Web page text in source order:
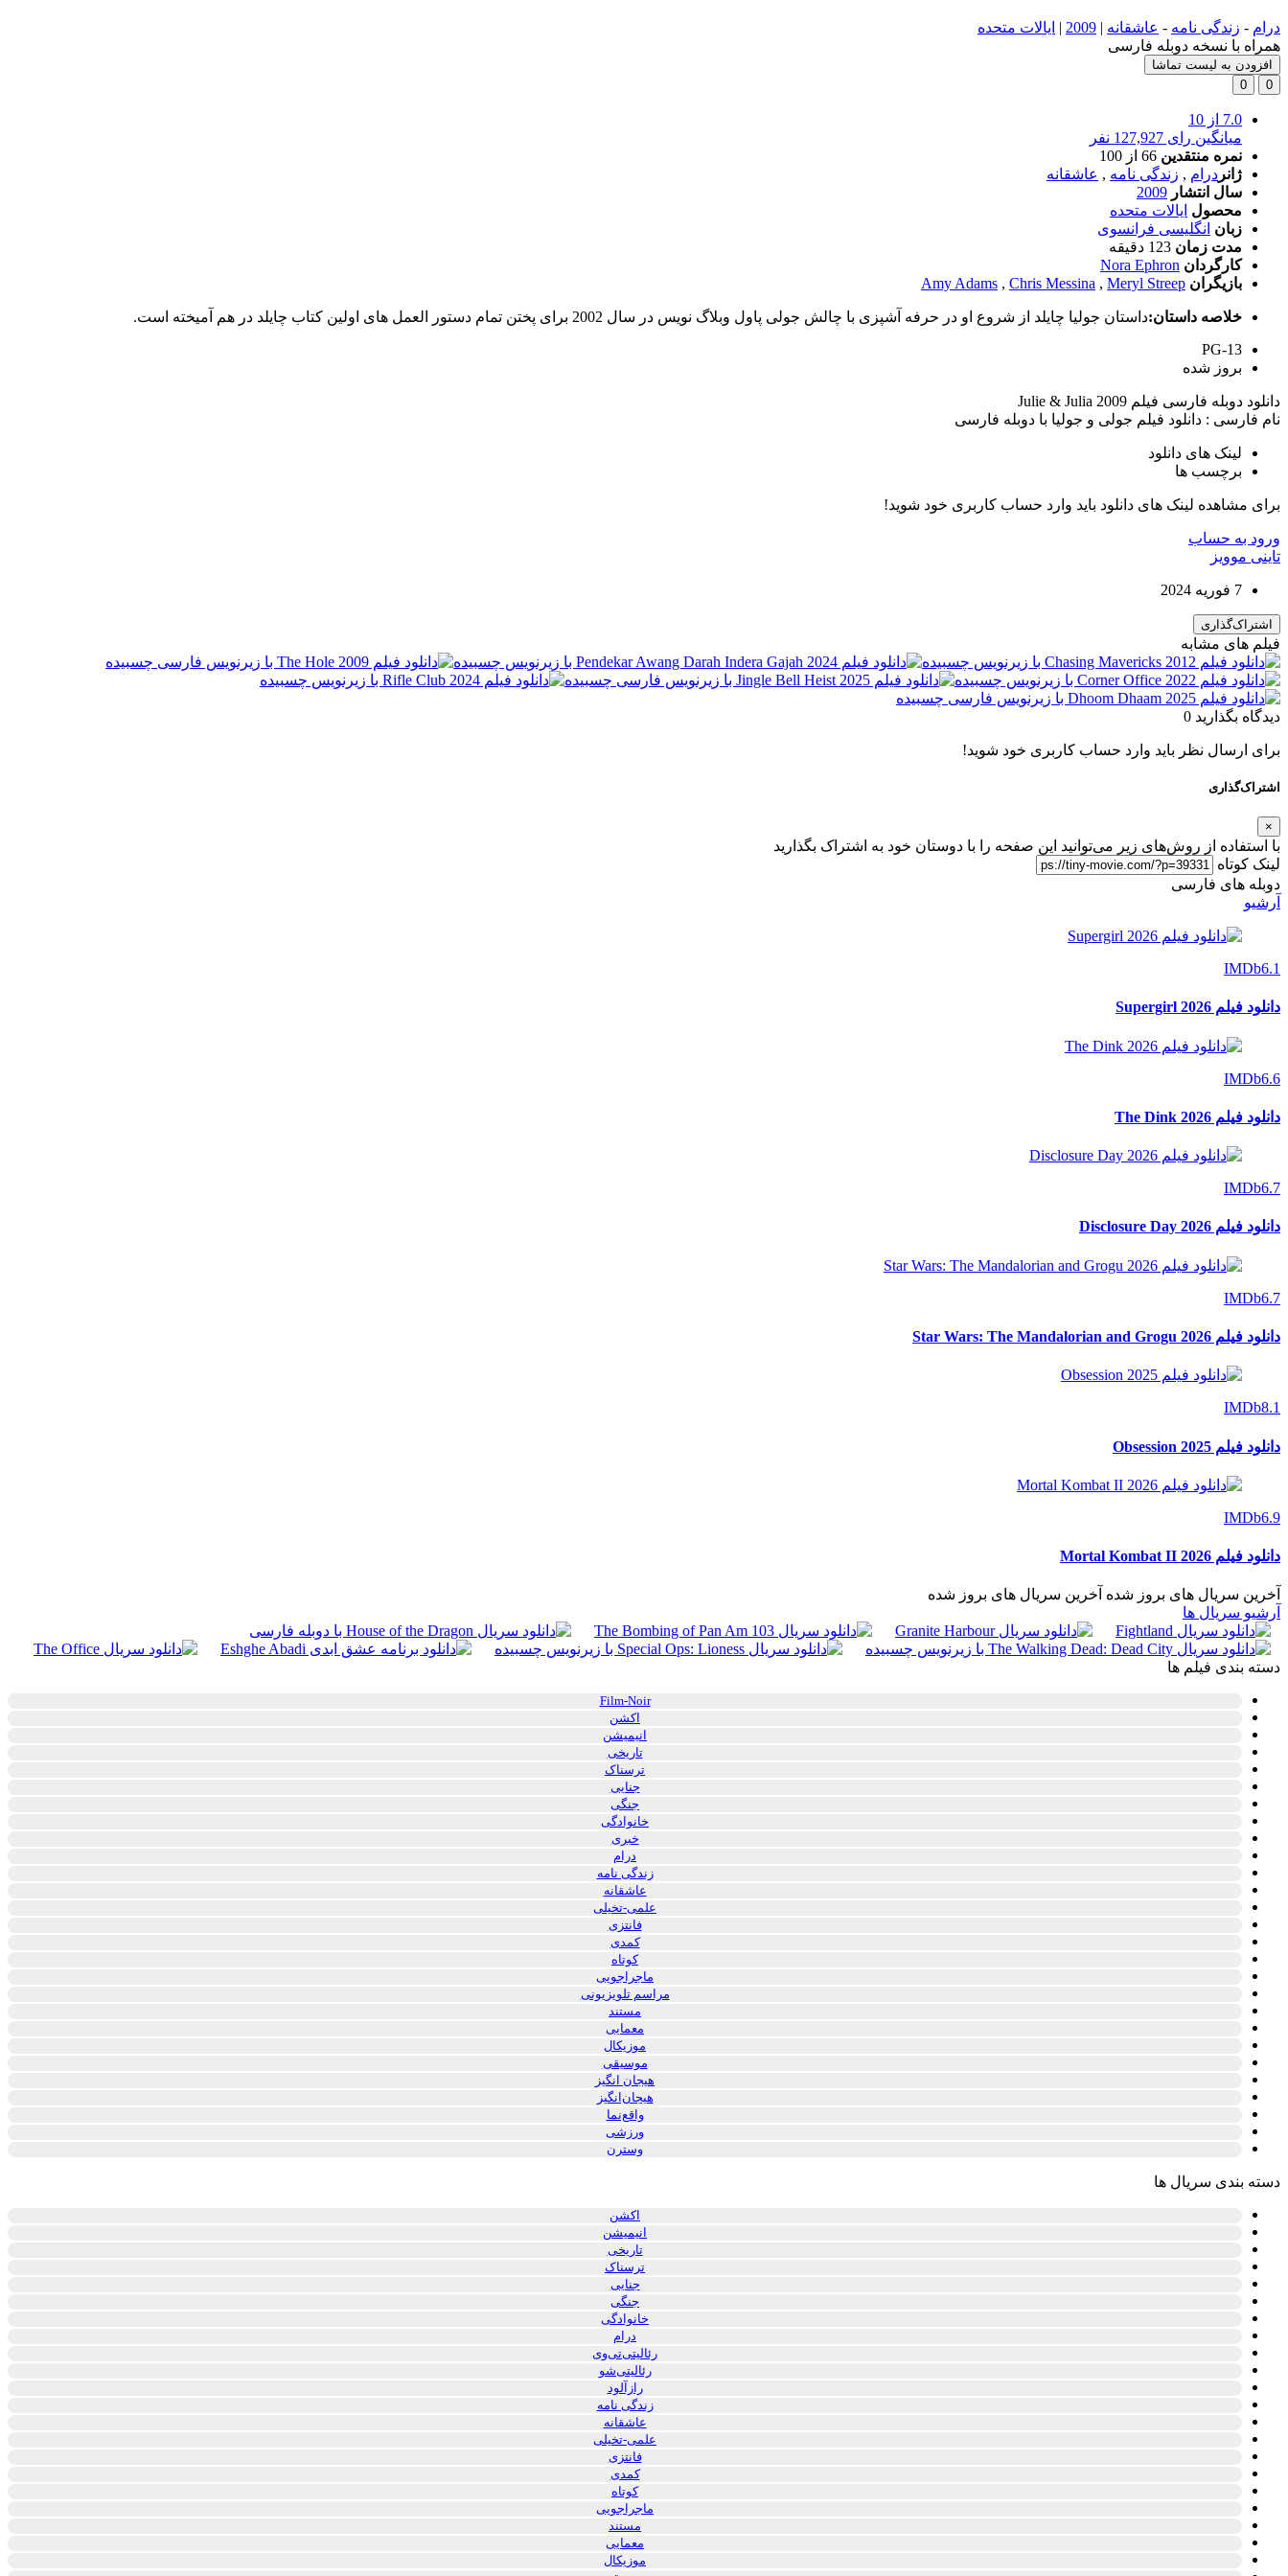
درام - زندگی نامه - عاشقانه |
2009
| ایالات متحده
همراه با نسخه دوبله فارسی
افزودن به لیست تماشا
0
0
7.0 از 10
میانگین رای 127,927 نفر
نمره منتقدین 66 از 100
ژانر درام , زندگی نامه , عاشقانه
سال انتشار 2009
محصول ایالات متحده
زبان انگلیسی فرانسوی
مدت زمان 123 دقیقه
کارگردان Nora Ephron
بازیگران
Amy Adams , Chris Messina , Meryl Streep
خلاصه داستان:داستان جولیا چایلد از شروع او در حرفه آشپزی با چالش جولی پاول وبلاگ نویس در سال 2002 برای پختن تمام دستور العمل های اولین کتاب چایلد در هم آمیخته است.
PG-13
بروز‌ شده
دانلود دوبله فارسی فیلم Julie & Julia 2009
نام فارسی : دانلود فیلم جولی و جولیا با دوبله فارسی
لینک های دانلود
برچسب ها
برای مشاهده لینک های دانلود باید وارد حساب کاربری خود شوید!
ورود به حساب
تاینی موویز
7 فوریه 2024
اشتراک‌گذاری
فیلم های مشابه
دیدگاه بگذارید 0
برای ارسال نظر باید وارد حساب کاربری خود شوید!
اشتراک‌گذاری
×
با استفاده از روش‌های زیر می‌توانید این صفحه را با دوستان خود به اشتراک بگذارید
لینک کوتاه
دوبله های فارسی
آرشیو
IMDb6.1
دانلود فیلم Supergirl 2026
IMDb6.6
دانلود فیلم The Dink 2026
IMDb6.7
دانلود فیلم Disclosure Day 2026
IMDb6.7
دانلود فیلم Star Wars: The Mandalorian and Grogu 2026
IMDb8.1
دانلود فیلم Obsession 2025
IMDb6.9
دانلود فیلم Mortal Kombat II 2026
آخرین سریال های بروز شده آخرین سریال های بروز شده
آرشیو سریال ها
دسته بندی فیلم ها
Film-Noir
اکشن
انیمیشن
تاریخی
ترسناک
جنایی
جنگی
خانوادگی
خبری
درام
زندگی نامه
عاشقانه
علمی-تخیلی
فانتزی
کمدی
کوتاه
ماجراجویی
مراسم تلویزیونی
مستند
معمایی
موزیکال
موسیقی
هیجان انگیز
هیجان‌انگیز
واقع‌نما
ورزشی
وسترن
دسته بندی سریال ها
اکشن
انیمیشن
تاریخی
ترسناک
جنایی
جنگی
خانوادگی
درام
رئالیتی‌تی‌وی
رئالیتی‌شو
رازآلود
زندگی نامه
عاشقانه
علمی-تخیلی
فانتزی
کمدی
کوتاه
ماجراجویی
مستند
معمایی
موزیکال